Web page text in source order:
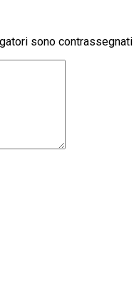
sono contrassegnati